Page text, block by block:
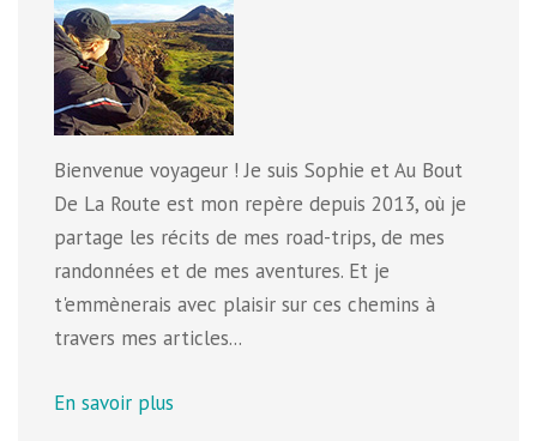
Bienvenue voyageur ! Je suis Sophie et Au Bout
De La Route est mon repère depuis 2013, où je
partage les récits de mes road-trips, de mes
randonnées et de mes aventures. Et je
t'emmènerais avec plaisir sur ces chemins à
travers mes articles...
En savoir plus